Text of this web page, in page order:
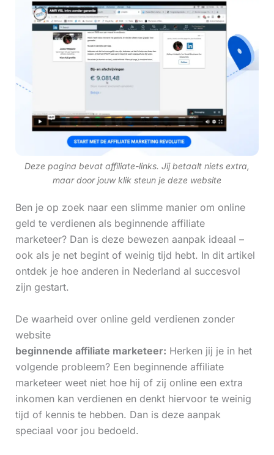
Deze pagina bevat affiliate-links. Jij betaalt niets extra,
maar door jouw klik steun je deze website
Ben je op zoek naar een slimme manier om online
geld te verdienen als beginnende affiliate
marketeer? Dan is deze bewezen aanpak ideaal –
ook als je net begint of weinig tijd hebt. In dit artikel
ontdek je hoe anderen in Nederland al succesvol
zijn gestart.
De waarheid over online geld verdienen zonder
website
beginnende affiliate marketeer: Herken jij je in het
volgende probleem? Een beginnende affiliate
marketeer weet niet hoe hij of zij online een extra
inkomen kan verdienen en denkt hiervoor te weinig
tijd of kennis te hebben. Dan is deze aanpak
speciaal voor jou bedoeld.